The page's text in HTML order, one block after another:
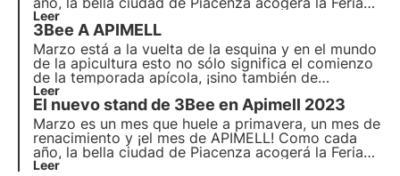
Internacional más importante dedicada a la
apicultura, y como siempre 3Bee estará presente.
Leer
3Bee A APIMELL
Marzo está a la vuelta de la esquina y en el mundo
de la apicultura esto no sólo significa el comienzo
de la temporada apícola, ¡sino también de
APIMELL! Como cada año, Piacenza acogerá la
exposición internacional más importante dedicada
a la apicultura.
Leer
El nuevo stand de 3Bee en Apimell 2023
Marzo es un mes que huele a primavera, un mes de
renacimiento y ¡el mes de APIMELL! Como cada
año, la bella ciudad de Piacenza acogerá la Feria
Internacional más importante dedicada a la
Leer